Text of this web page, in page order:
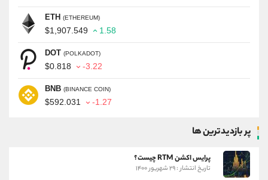
ETH (ETHEREUM)
$1,907.549 1.58
DOT (POLKADOT)
$0.818 -3.22
BNB (BINANCE COIN)
$592.031 -1.27
پر بازدیدترین ها
پرایس اکشن RTM چیست؟
تاریخ انتشار : ۲۹ شهریور ۱۴۰۰